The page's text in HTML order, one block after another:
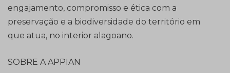
engajamento, compromisso e ética com a
preservação e a biodiversidade do território em
que atua, no interior alagoano.
SOBRE A APPIAN